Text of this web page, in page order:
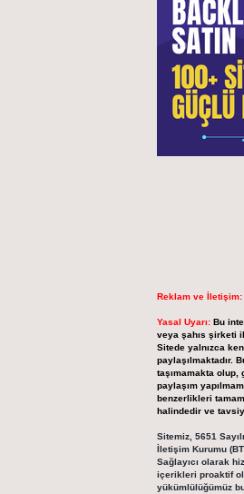
Reklam ve İletişim:
Yasal Uyarı: Bu
veya şahıs şirketi
Sitede yalnızca
paylaşılmaktadır.
taşımamakta olup,
paylaşım
benzerlikleri
halindedir ve
Sitemiz, 5651
İletişim Kurumu
Sağlayıcı olarak
içerikleri proaktif
yükümlülüğümüz